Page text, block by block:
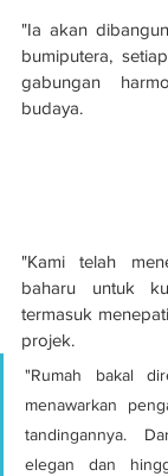
"Ia akan
bumiputera,
gabungan
budaya.
"Kami telah
baharu untuk
termasuk
projek.
"Rumah bakal
menawarkan
tandingannya.
elegan dan